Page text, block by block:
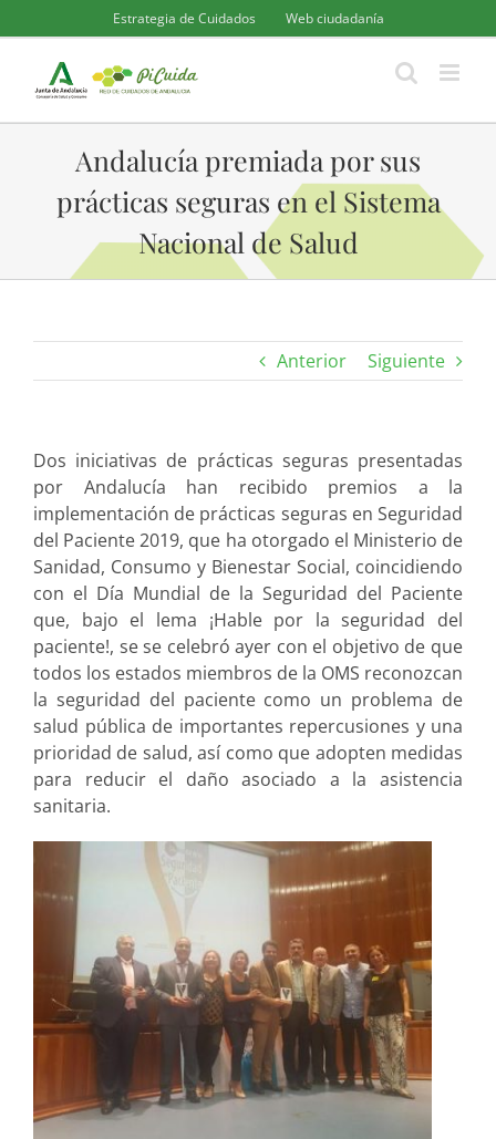
al
contenido
Estrategia de Cuidados Web ciudadanía
Andalucía premiada por sus
prácticas seguras en el Sistema
Nacional de Salud
Anterior Siguiente
Dos iniciativas de prácticas seguras presentadas
por Andalucía han recibido premios a la
implementación de prácticas seguras en Seguridad
del Paciente 2019, que ha otorgado el Ministerio de
Sanidad, Consumo y Bienestar Social, coincidiendo
con el Día Mundial de la Seguridad del Paciente
que, bajo el lema ¡Hable por la seguridad del
paciente!, se se celebró ayer con el objetivo de que
todos los estados miembros de la OMS reconozcan
la seguridad del paciente como un problema de
salud pública de importantes repercusiones y una
prioridad de salud, así como que adopten medidas
para reducir el daño asociado a la asistencia
sanitaria.